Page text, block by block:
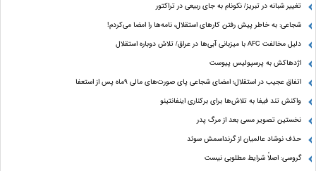
تغییر شبانه در تبریز/ نکونام به جای ربیعی در تراکتور
شجاعی: به خاطر پیش رفتن کارهای استقلال، نامه‌ها را امضا می‌کردم!
دلیل مخالفت AFC با میزبانی آبی‌ها در عراق/ تلاش دوباره استقلال
اژدهاکش به پرسپولیس پیوست
اتفاق عجیب در استقلال؛ امضای شجاعی پای صورت‌های مالی ٩ماه پس از استعفا
واکنش تند فیفا به تلاش‌ها برای برکناری اینفانتینو
نخستین تصویر مسی بعد از مرگ پدر
حذف نوشاد عالمیان از گرنداسمش سوئد
گروسی: اصلاً شرایط مطلوبی نیست